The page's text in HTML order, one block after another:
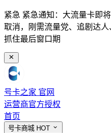
紧急 紧急通知：大流量卡即
取消，刚需流量党、追剧达
抓住最后窗口期
号卡之家 官网
运营商官方授权
首页
号卡商城 HOT